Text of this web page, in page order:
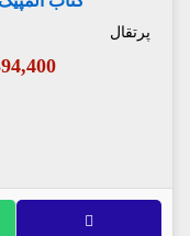
پرتقال
394,400